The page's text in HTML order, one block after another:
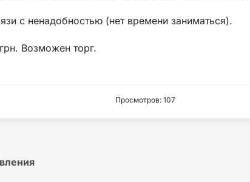
с ненадобностью (нет времени заниматься).
Возможен торг.
Просмотров: 107